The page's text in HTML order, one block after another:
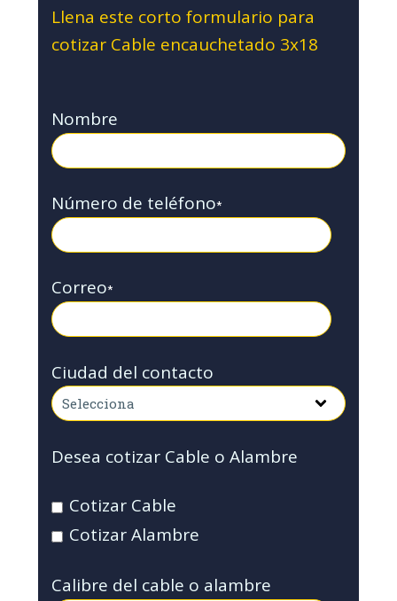
Llena este corto formulario para
cotizar Cable encauchetado 3x18
Nombre
Número de teléfono*
Correo*
Ciudad del contacto
Desea cotizar Cable o Alambre
Cotizar Cable
Cotizar Alambre
Calibre del cable o alambre